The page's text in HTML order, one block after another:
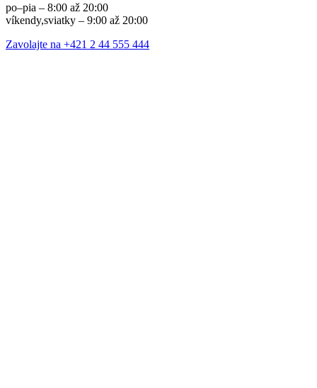
po–pia – 8:00 až 20:00
víkendy,sviatky – 9:00 až 20:00
Zavolajte na +421 2 44 555 444